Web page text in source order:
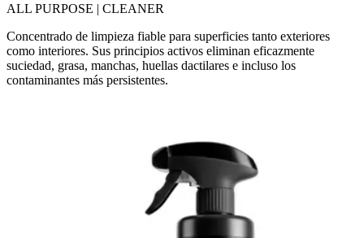
ALL PURPOSE | CLEANER
Concentrado de limpieza fiable para superficies tanto exteriores
como interiores. Sus principios activos eliminan eficazmente
suciedad, grasa, manchas, huellas dactilares e incluso los
contaminantes más persistentes.